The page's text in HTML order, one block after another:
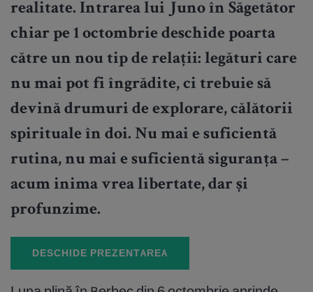
realitate. Intrarea lui Juno în Săgetător
chiar pe 1 octombrie deschide poarta
către un nou tip de relații: legături care
nu mai pot fi îngrădite, ci trebuie să
devină drumuri de explorare, călătorii
spirituale în doi. Nu mai e suficientă
rutina, nu mai e suficientă siguranța –
acum inima vrea libertate, dar și
profunzime.
DESCHIDE PREZENTAREA